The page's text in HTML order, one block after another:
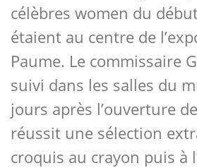
célèbres women du
étaient au centre de
Paume. Le commissaire
suivi dans les salles du
jours après l’ouverture
réussit une sélection
croquis au crayon puis à